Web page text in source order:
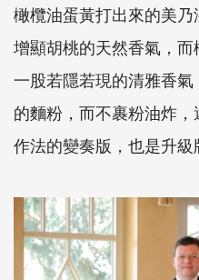
橄欖油蛋黃打出來的美乃
增顯胡桃的天然香氣，
一股若隱若現的清雅香
的麵粉，而不裹粉油炸
作法的變奏版，也是升級